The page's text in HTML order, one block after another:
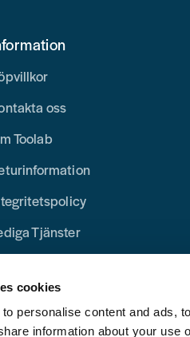
cookies
personalise content and ads,
information about your use
oss
Toolab
Tjänster